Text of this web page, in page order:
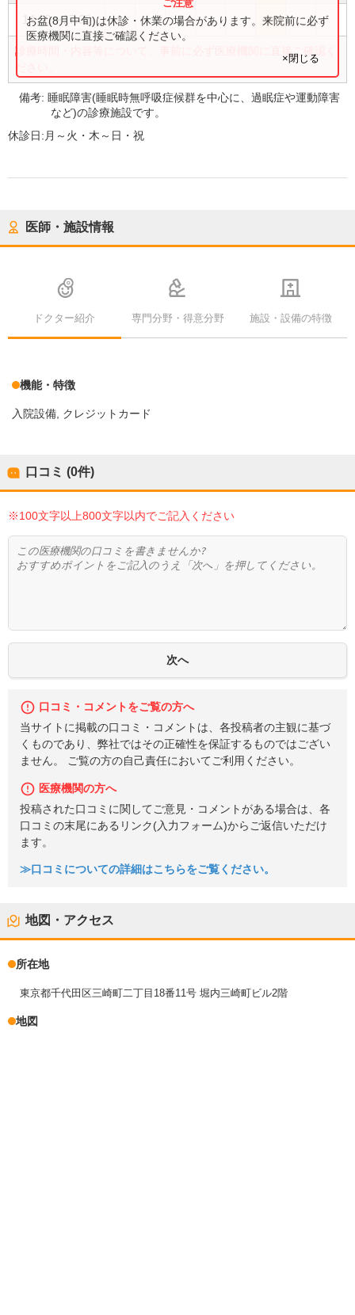
14:00〜17:30 ●
診療時間・内容等について、事前に必ず医療機関に直接ご確認く
お盆(8月中旬)は休診・休業の場合があります。来院前に必ず
医療機関に直接ご確認ください。
×閉じる
備考: 睡眠障害(睡眠時無呼吸症候群を中心に、過眠症や運動障害
など)の診療施設です。
休診日: 月～火・木～日・祝
医師・施設情報
ドクター紹介 専門分野・得意分野 施設・設備の特徴
機能・特徴
入院設備 クレジットカード
口コミ (0件)
※100文字以上800文字以内でご記入ください
口コミ・コメントをご覧の方へ
当サイトに掲載の口コミ・コメントは、各投稿者の主観に基づ
くものであり、弊社ではその正確性を保証するものではござい
ません。 ご覧の方の自己責任においてご利用ください。
医療機関の方へ
投稿された口コミに関してご意見・コメントがある場合は、各
口コミの末尾にあるリンク(入力フォーム)からご返信いただけ
ます。
≫口コミについての詳細はこちらをご覧ください。
地図・アクセス
所在地
東京都千代田区三崎町二丁目18番11号 堀内三崎町ビル2階
地図